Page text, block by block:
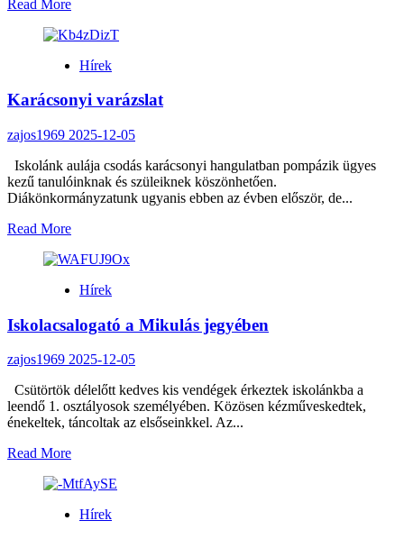
Read More
about
a
Hírek
Karácsonyi varázslat
zajos1969 2025-12-05
Iskolánk aulája csodás karácsonyi hangulatban pompázik ügyes
kezű tanulóinknak és szüleiknek köszönhetően.
Diákönkormányzatunk ugyanis ebben az évben először, de...
Read MoreRead
about
varázslat
Hírek
Iskolacsalogató a Mikulás jegyében
zajos1969 2025-12-05
Csütörtök délelőtt kedves kis vendégek érkeztek iskolánkba a
leendő 1. osztályosok személyében. Közösen kézműveskedtek,
énekeltek, táncoltak az elsőseinkkel. Az...
Read MoreRead
about
Hírek